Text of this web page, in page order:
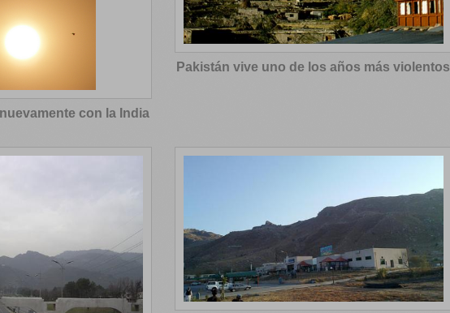
con la India
Pakistán vive uno de los años más violentos